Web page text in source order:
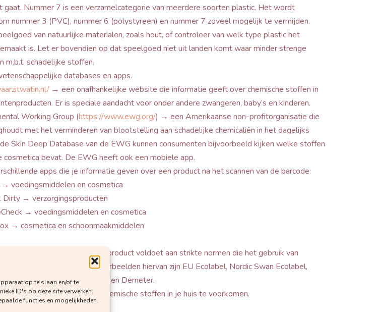
op te slaan en/of te
ID's op deze site verwerken.
functies en mogelijkheden.
gaat. Nummer 7 is een verzamelcategorie van meerdere soorten plastic. Het wordt
nummer 3 (PVC), nummer 6 (polystyreen) en nummer 7 zoveel mogelijk te vermijden.
van natuurlijke materialen, zoals hout, of controleer van welk type plastic het
is. Let er bovendien op dat speelgoed niet uit landen komt waar minder strenge
m.b.t. schadelijke stoffen.
databases en apps.
→ een onafhankelijke website die informatie geeft over chemische stoffen in
Er is speciale aandacht voor onder andere zwangeren, baby’s en kinderen.
Working Group (https://www.ewg.org/) → een Amerikaanse non-profitorganisatie die
met het verminderen van blootstelling aan schadelijke chemicaliën in het dagelijks
Skin Deep Database van de EWG kunnen consumenten bijvoorbeeld kijken welke stoffen
cosmetica bevat. De EWG heeft ook een mobiele app.
apps die je informatie geven over een product na het scannen van de barcode:
→ voedingsmiddelen en cosmetica
Dirty → verzorgingsproducten
→ voedingsmiddelen en cosmetica
→ cosmetica en schoonmaakmiddelen
geven aan dat het product voldoet aan strikte normen die het gebruik van
stoffen beperken. Voorbeelden hiervan zijn EU Ecolabel, Nordic Swan Ecolabel,
COSMOS, NaTrue en Demeter.
om de ophoping van chemische stoffen in je huis te voorkomen.